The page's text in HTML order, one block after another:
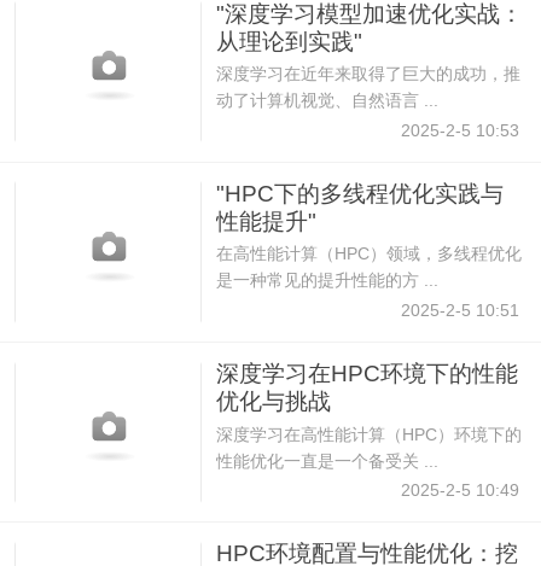
"深度学习模型加速优化实战：
从理论到实践"
深度学习在近年来取得了巨大的成功，推
动了计算机视觉、自然语言 ...
2025-2-5 10:53
"HPC下的多线程优化实践与
性能提升"
在高性能计算（HPC）领域，多线程优化
是一种常见的提升性能的方 ...
2025-2-5 10:51
深度学习在HPC环境下的性能
优化与挑战
深度学习在高性能计算（HPC）环境下的
性能优化一直是一个备受关 ...
2025-2-5 10:49
HPC环境配置与性能优化：挖